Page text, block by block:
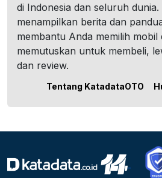
di Indonesia dan seluruh
menampilkan berita dan
membantu Anda memilih
memutuskan untuk membeli,
dan review.
Tentang KatadataOTO